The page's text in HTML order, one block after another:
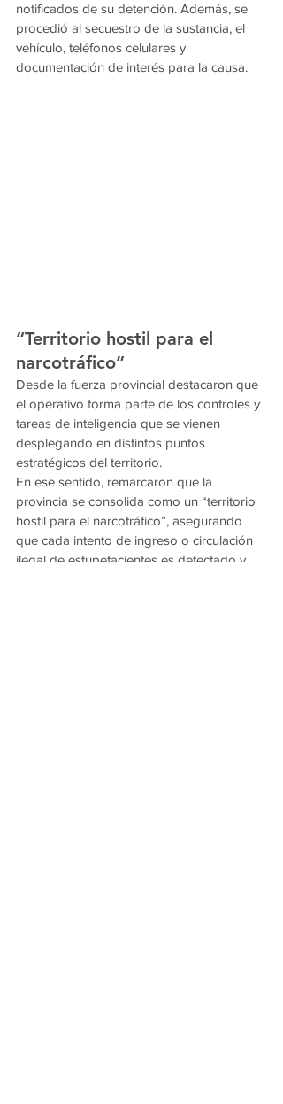
notificados de su detención. Además, se
procedió al secuestro de la sustancia, el
vehículo, teléfonos celulares y
documentación de interés para la causa.
“Territorio hostil para el
narcotráfico”
Desde la fuerza provincial destacaron que
el operativo forma parte de los controles y
tareas de inteligencia que se vienen
desplegando en distintos puntos
estratégicos del territorio.
En ese sentido, remarcaron que la
provincia se consolida como un “territorio
hostil para el narcotráfico”, asegurando
que cada intento de ingreso o circulación
ilegal de estupefacientes es detectado y